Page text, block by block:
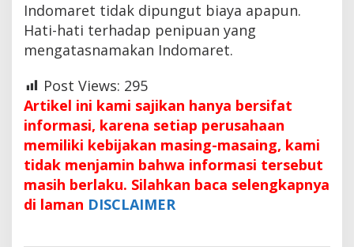
Indomaret tidak dipungut biaya apapun.
Hati-hati terhadap penipuan yang
mengatasnamakan Indomaret.
Post Views: 295
Artikel ini kami sajikan hanya bersifat
informasi, karena setiap perusahaan
memiliki kebijakan masing-masaing, kami
tidak menjamin bahwa informasi tersebut
masih berlaku. Silahkan baca selengkapnya
di laman DISCLAIMER